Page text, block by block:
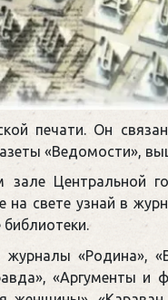
печати. Он
«Ведомости»,
Центральной
на свете узнай в
«Родина»,
«Аргументы